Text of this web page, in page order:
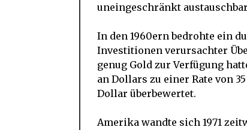
uneingeschränkt
In den 1960ern bedrohte ein
Investitionen verursachter
genug Gold zur Verfügung
an Dollars zu einer Rate von
Dollar überbewertet.
Amerika wandte sich 1971